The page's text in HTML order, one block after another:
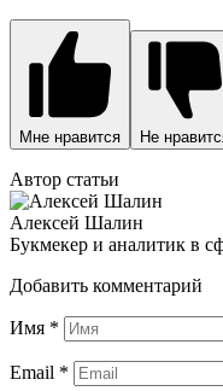
Мне нравится Не
Автор статьи
Алексей Шалин
Букмекер и аналитик в
Добавить комментарий
Имя *
Email *